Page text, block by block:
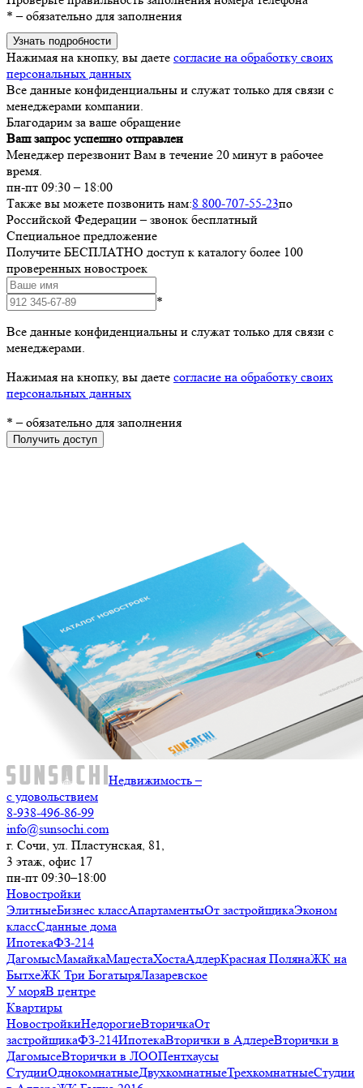
* – обязательно для заполнения
Узнать подробности
Нажимая на кнопку, вы даете согласие на обработку своих
персональных данных
Все данные конфиденциальны и служат только для связи с
менеджерами компании.
Благодарим за ваше обращение
Ваш запрос успешно отправлен
Менеджер перезвонит Вам в течение 20 минут в рабочее
время.
пн-пт 09:30 – 18:00
Также вы можете позвонить нам:8 800-707-55-23по
Российской Федерации – звонок бесплатный
Специальное предложение
Получите БЕСПЛАТНО доступ к каталогу более 100
проверенных новостроек
*
Все данные конфиденциальны и служат только для связи с
менеджерами.
Нажимая на кнопку, вы даете согласие на обработку своих
персональных данных
* – обязательно для заполнения
Получить доступ
Недвижимость –
с удовольствием
8-938-496-86-99
info@sunsochi.com
г. Сочи, ул. Пластунская, 81,
3 этаж, офис 17
пн-пт 09:30–18:00
Новостройки
ЭлитныеБизнес классАпартаментыОт застройщикаЭконом
классСданные дома
ИпотекаФЗ-214
ДагомысМамайкаМацестаХостаАдлерКрасная ПолянаЖК на
БытхеЖК Три БогатыряЛазаревское
У моряВ центре
Квартиры
НовостройкиНедорогиеВторичкаОт
застройщикаФЗ-214ИпотекаВторички в АдлереВторички в
ДагомысеВторички в ЛООПентхаусы
СтудииОднокомнатныеДвухкомнатныеТрехкомнатныеСтудии